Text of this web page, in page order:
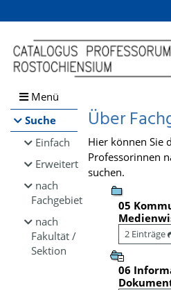
Browsen
direkt zum Inhalt
Menü
Suche
Einfach
Erweitert
nach
Fachgebiet
nach
Fakultät /
Sektion
Über
Hier können Sie
Professorinnen
suchen.
05
2 Einträge
06